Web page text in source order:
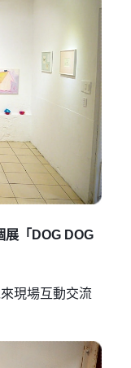
展「DOG DOG
現場互動交流